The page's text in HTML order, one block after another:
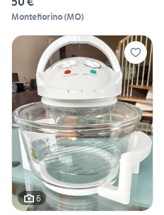
Montefiorino(MO)
6